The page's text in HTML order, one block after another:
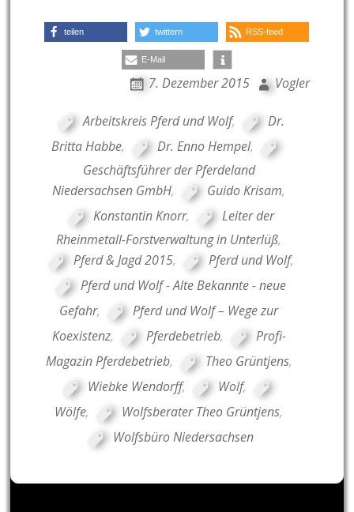
teilen twittern RSS-feed
E-Mail
7. Dezember 2015 Vogler
Arbeitskreis Pferd und Wolf,
Dr.
Britta Habbe, Dr. Enno Hempel,
Geschäftsführer der Pferdeland
Niedersachsen GmbH, Guido Krisam,
Konstantin Knorr,
Leiter der
Rheinmetall-Forstverwaltung in Unterlüß,
Pferd & Jagd 2015, Pferd und Wolf,
Pferd und Wolf - Alte Bekannte - neue
Gefahr,
Pferd und Wolf – Wege zur
Koexistenz, Pferdebetrieb,
Profi-
Magazin Pferdebetrieb, Theo Grüntjens,
Wiebke Wendorff, Wolf,
Wölfe, Wolfsberater Theo Grüntjens,
Wolfsbüro Niedersachsen